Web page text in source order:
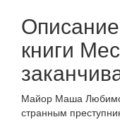
книги
Майор Маша
странным